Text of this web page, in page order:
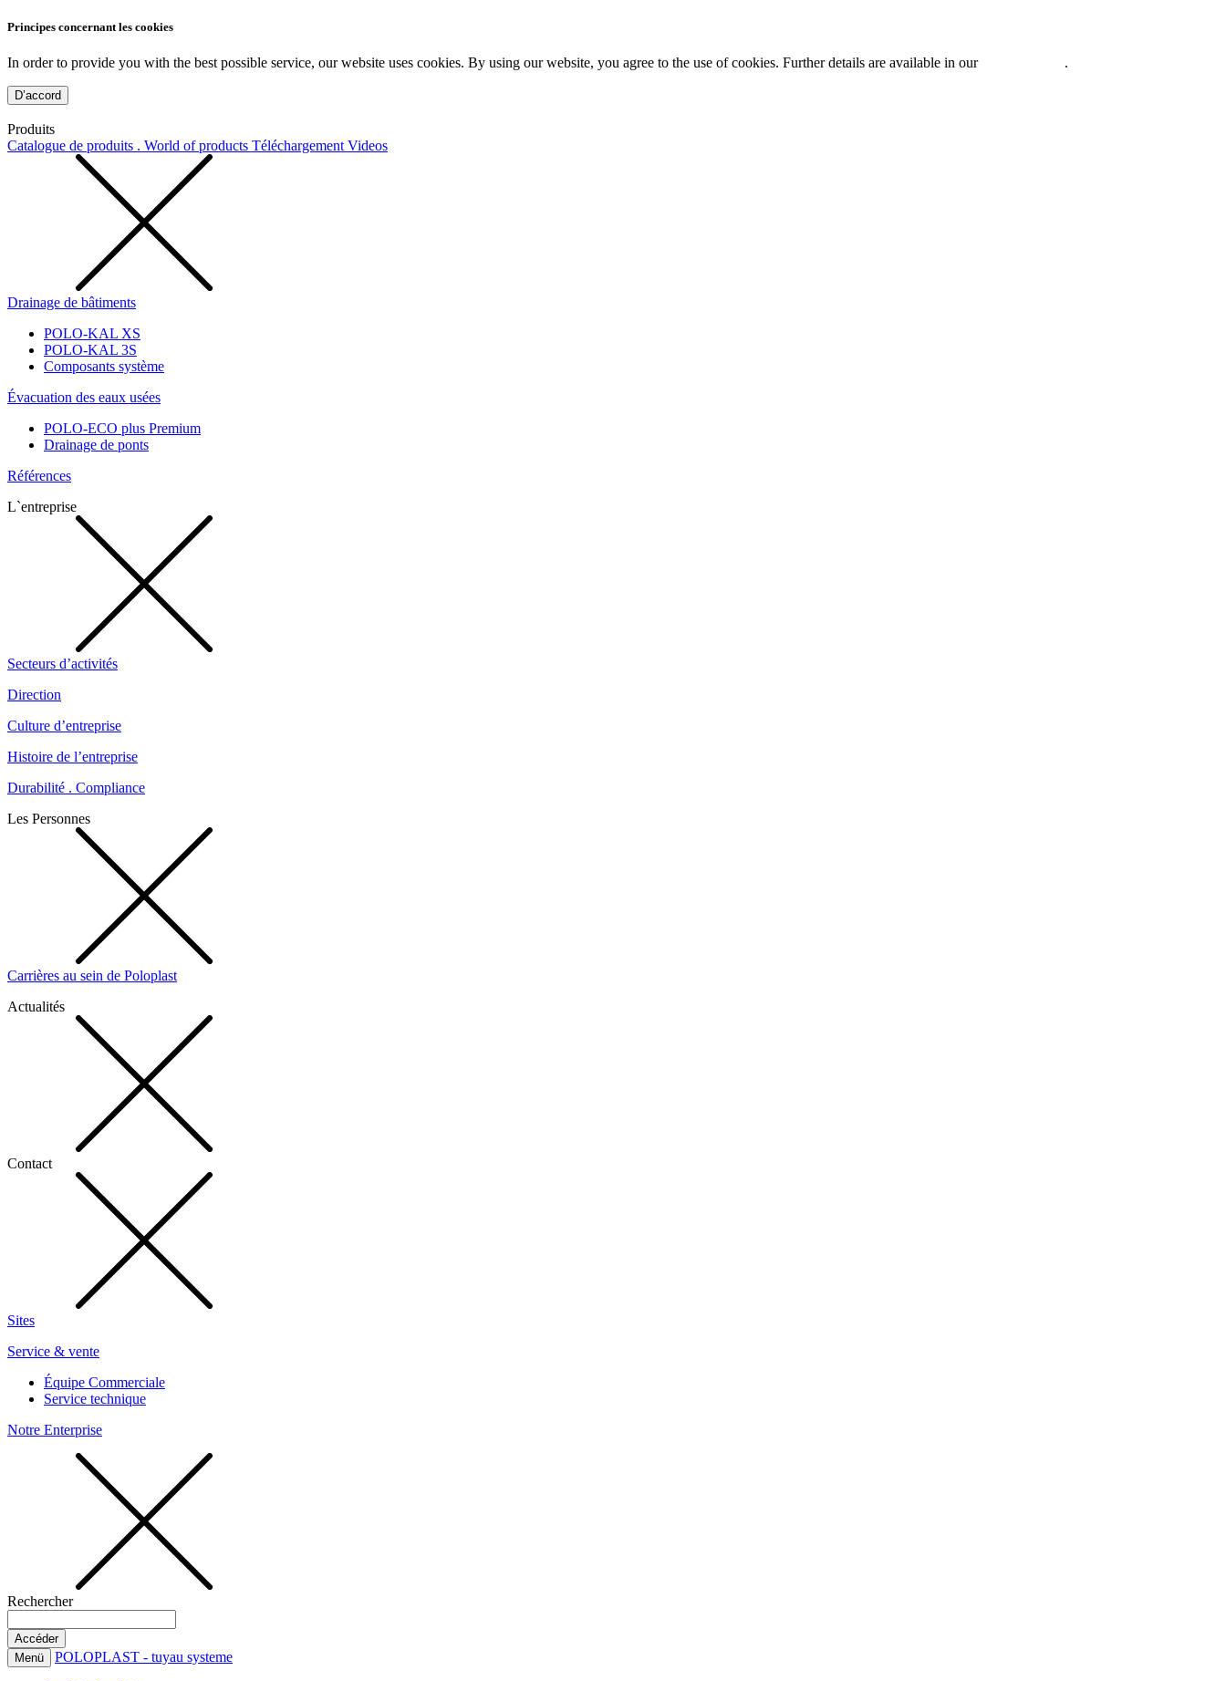
Principes concernant les cookies
In order to provide you with the best possible service, our website uses cookies. By using our website, you agree to the use of cookies. Further details are available in our .
D’accord
Produits
Catalogue de produits . World of products Téléchargement Videos
Drainage de bâtiments
POLO-KAL XS
POLO-KAL 3S
Composants système
Évacuation des eaux usées
POLO-ECO plus Premium
Drainage de ponts
Références
L`entreprise
Secteurs d’activités
Direction
Culture d’entreprise
Histoire de l’entreprise
Durabilité . Compliance
Les Personnes
Carrières au sein de Poloplast
Actualités
Contact
Sites
Service & vente
Équipe Commerciale
Service technique
Notre Enterprise
Rechercher
Menü POLOPLAST - tuyau systeme